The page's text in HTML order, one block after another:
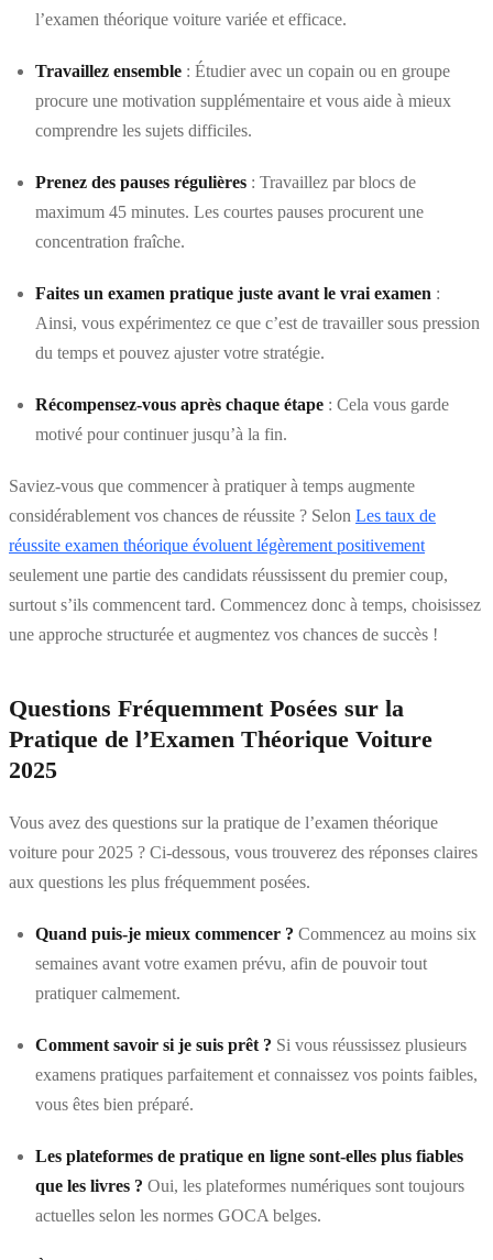
l’examen théorique voiture variée et efficace.
Travaillez ensemble : Étudier avec un copain ou en groupe
procure une motivation supplémentaire et vous aide à mieux
comprendre les sujets difficiles.
Prenez des pauses régulières : Travaillez par blocs de
maximum 45 minutes. Les courtes pauses procurent une
concentration fraîche.
Faites un examen pratique juste avant le vrai examen :
Ainsi, vous expérimentez ce que c’est de travailler sous pression
du temps et pouvez ajuster votre stratégie.
Récompensez-vous après chaque étape : Cela vous garde
motivé pour continuer jusqu’à la fin.
Saviez-vous que commencer à pratiquer à temps augmente
considérablement vos chances de réussite ? Selon Les taux de
réussite examen théorique évoluent légèrement positivement
seulement une partie des candidats réussissent du premier coup,
surtout s’ils commencent tard. Commencez donc à temps, choisissez
une approche structurée et augmentez vos chances de succès !
Questions Fréquemment Posées sur la
Pratique de l’Examen Théorique Voiture
2025
Vous avez des questions sur la pratique de l’examen théorique
voiture pour 2025 ? Ci-dessous, vous trouverez des réponses claires
aux questions les plus fréquemment posées.
Quand puis-je mieux commencer ? Commencez au moins six
semaines avant votre examen prévu, afin de pouvoir tout
pratiquer calmement.
Comment savoir si je suis prêt ? Si vous réussissez plusieurs
examens pratiques parfaitement et connaissez vos points faibles,
vous êtes bien préparé.
Les plateformes de pratique en ligne sont-elles plus fiables
que les livres ? Oui, les plateformes numériques sont toujours
actuelles selon les normes GOCA belges.